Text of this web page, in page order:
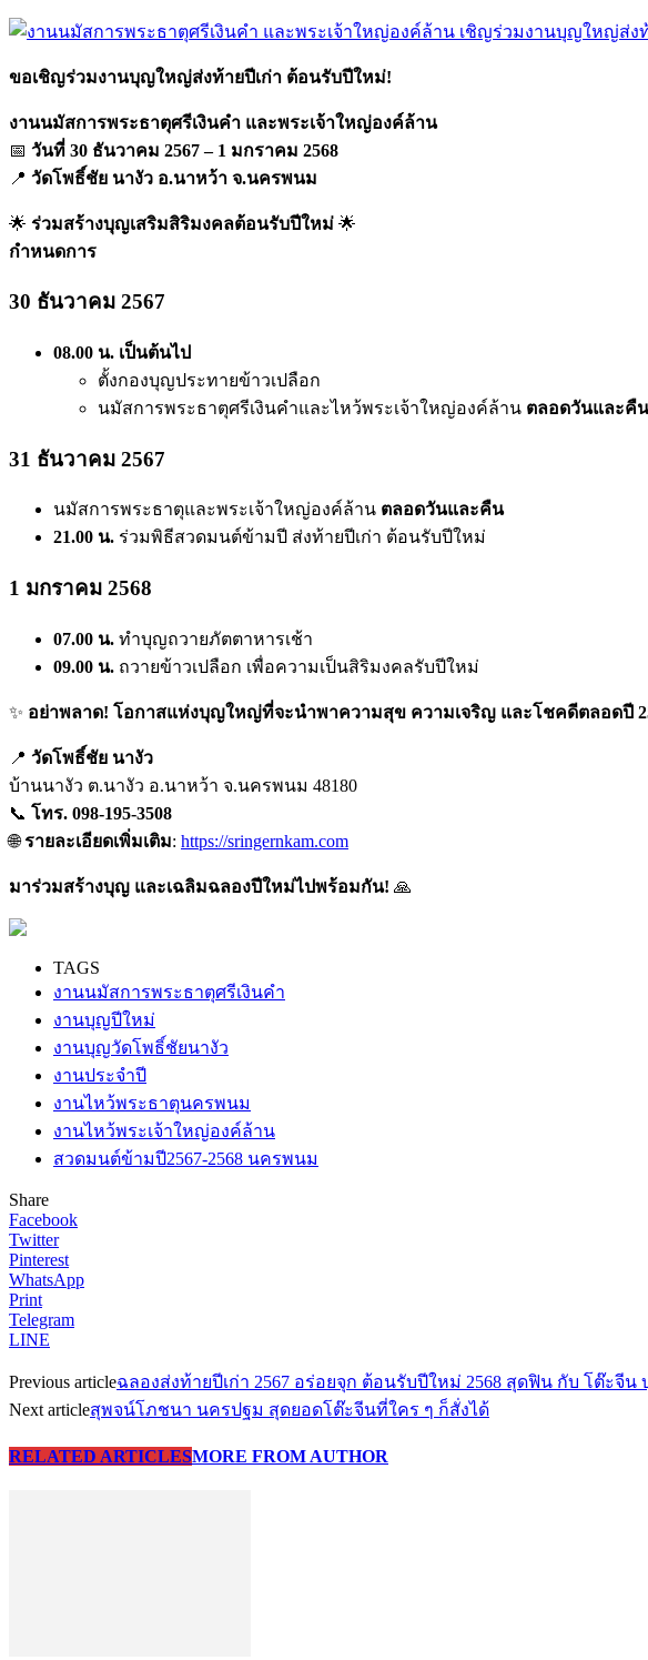
ขอเชิญร่วมงานบุญใหญ่ส่งท้ายปีเก่า ต้อนรับปีใหม่!
งานนมัสการพระธาตุศรีเงินคำ และพระเจ้าใหญ่องค์ล้าน
📅 วันที่ 30 ธันวาคม 2567 – 1 มกราคม 2568
📍 วัดโพธิ์ชัย นางัว อ.นาหว้า จ.นครพนม
🌟 ร่วมสร้างบุญเสริมสิริมงคลต้อนรับปีใหม่ 🌟
กำหนดการ
30 ธันวาคม 2567
08.00 น. เป็นต้นไป
ตั้งกองบุญประทายข้าวเปลือก
นมัสการพระธาตุศรีเงินคำและไหว้พระเจ้าใหญ่องค์ล้าน ตลอดวันและคืน
31 ธันวาคม 2567
นมัสการพระธาตุและพระเจ้าใหญ่องค์ล้าน ตลอดวันและคืน
21.00 น. ร่วมพิธีสวดมนต์ข้ามปี ส่งท้ายปีเก่า ต้อนรับปีใหม่
1 มกราคม 2568
07.00 น. ทำบุญถวายภัตตาหารเช้า
09.00 น. ถวายข้าวเปลือก เพื่อความเป็นสิริมงคลรับปีใหม่
✨ อย่าพลาด! โอกาสแห่งบุญใหญ่ที่จะนำพาความสุข ความเจริญ และโชคดีตลอดปี
📍 วัดโพธิ์ชัย นางัว
บ้านนางัว ต.นางัว อ.นาหว้า จ.นครพนม 48180
📞 โทร. 098-195-3508
🌐รายละเอียดเพิ่มเติม: https://sringernkam.com
มาร่วมสร้างบุญ และเฉลิมฉลองปีใหม่ไปพร้อมกัน! 🙏
TAGS
งานนมัสการพระธาตุศรีเงินคำ
งานบุญปีใหม่
งานบุญวัดโพธิ์ชัยนางัว
งานประจำปี
งานไหว้พระธาตุนครพนม
งานไหว้พระเจ้าใหญ่องค์ล้าน
สวดมนต์ข้ามปี2567-2568 นครพนม
Share
Facebook
Twitter
Pinterest
WhatsApp
Print
Telegram
LINE
Previous articleฉลองส่งท้ายปีเก่า 2567 อร่อยจุก ต้อนรับปีใหม่ 2568 สุดฟิน กับ โต๊ะจีน
Next articleสุพจน์โภชนา นครปฐม สุดยอดโต๊ะจีนที่ใคร ๆ ก็สั่งได้
RELATED ARTICLESMORE FROM AUTHOR